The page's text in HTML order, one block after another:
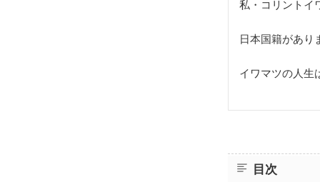
私・コリントイ
日本国籍があ
イワマツの人生
目次